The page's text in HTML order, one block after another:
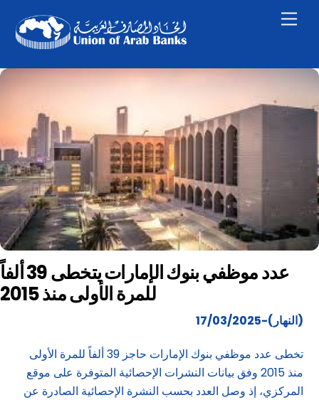
content
عدد موظفي بنوك الإمارات يتخطى 39 ألفاً
للمرة الأولى منذ 2015
(النهار)-17/03/2025
تخطى عدد موظفي بنوك الإمارات حاجز 39 ألفاً للمرة الأولى
منذ 2015 وفق بيانات النشرات الإحصائية المتوفرة على موقع
المركزي، إذ وصل العدد بحسب النشرة الإحصائية الصادرة عن